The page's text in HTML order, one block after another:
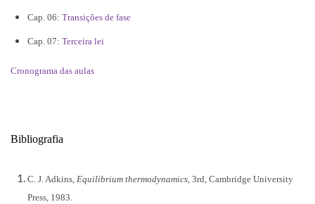
Cap. 06: Transições de fase
Cap. 07: Terceira lei
Cronograma das aulas
Bibliografia
C. J. Adkins, Equilibrium thermodynamics, 3rd, Cambridge University
Press, 1983.